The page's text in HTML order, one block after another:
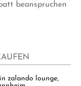
beanspruchen
zalando lounge,